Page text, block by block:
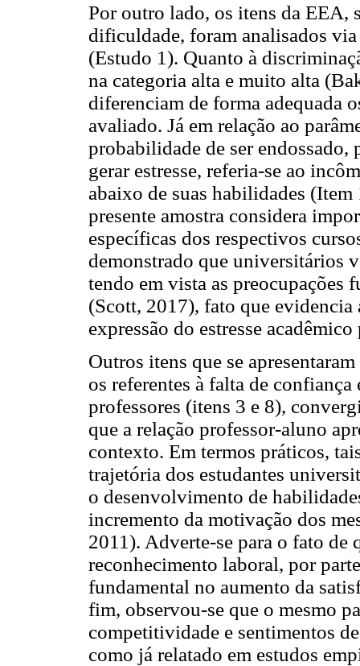
Por outro lado, os itens da EEA,
dificuldade, foram analisados
(Estudo 1). Quanto à
na categoria alta e muito alta
diferenciam de forma adequada
avaliado. Já em relação ao
probabilidade de ser
gerar estresse, referia-se ao
abaixo de suas habilidades
presente amostra considera
específicas dos respectivos
demonstrado que universitários
tendo em vista as preocupações
(Scott, 2017), fato que evidencia
expressão do estresse
Outros itens que se
os referentes à falta de
professores (itens 3 e 8),
que a relação professor-aluno
contexto. Em termos práticos,
trajetória dos estudantes
o desenvolvimento de
incremento da motivação dos
2011). Adverte-se para o fato de
reconhecimento laboral, por
fundamental no aumento da
fim, observou-se que o mesmo
competitividade e sentimentos
como já relatado em estudos